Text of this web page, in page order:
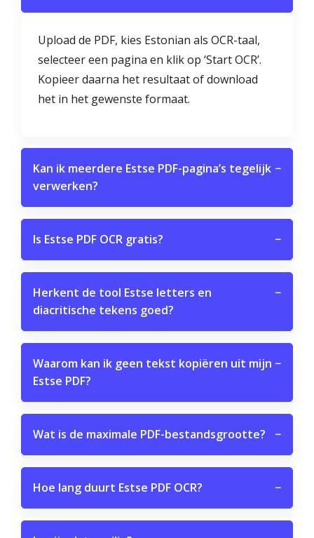
Upload de PDF, kies Estonian als OCR-taal,
selecteer een pagina en klik op ‘Start OCR’.
Kopieer daarna het resultaat of download
het in het gewenste formaat.
Kan ik meerdere Estse PDF-pagina’s tegelijk
verwerken?
−
Is Estse PDF OCR gratis? −
Herkent de tool Estse letters en
diacritische tekens goed?
−
Waarom kan ik geen tekst kopiëren uit mijn
Estse PDF?
−
Wat is de maximale PDF-bestandsgrootte? −
Hoe lang duurt Estse PDF OCR? −